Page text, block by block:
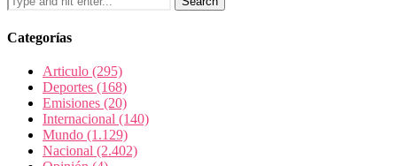
Categorías
Articulo (295)
Deportes (168)
Emisiones (20)
Internacional (140)
Mundo (1.129)
Nacional (2.402)